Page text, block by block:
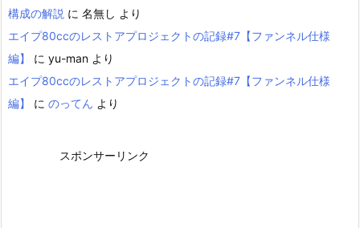
構成の解説 に 名無し より
エイプ80ccのレストアプロジェクトの記録#7【ファンネル仕様
編】
に yu-man より
エイプ80ccのレストアプロジェクトの記録#7【ファンネル仕様
編】
に のってん より
スポンサーリンク